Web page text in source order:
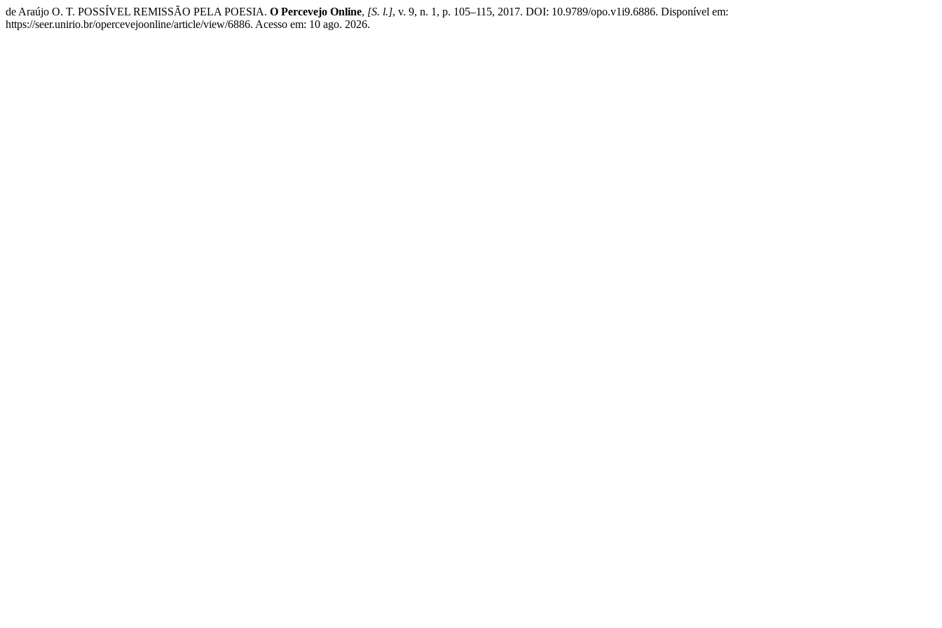
de Araújo O. T. POSSÍVEL REMISSÃO PELA POESIA. O Percevejo Online, [S. l.], v. 9, n. 1, p. 105–115, 2017. DOI: 10.9789/opo.v1i9.6886. Disponível em:
https://seer.unirio.br/opercevejoonline/article/view/6886. Acesso em: 10 ago. 2026.